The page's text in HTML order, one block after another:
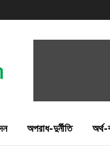
অপরাধ-দুর্নীতি অর্থ-